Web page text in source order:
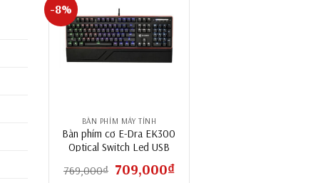
-8%
BÀN PHÍM MÁY TÍNH
Bàn phím cơ E-Dra EK300
Optical Switch Led USB
769,000₫ Giá
gốc
709,000₫Giá